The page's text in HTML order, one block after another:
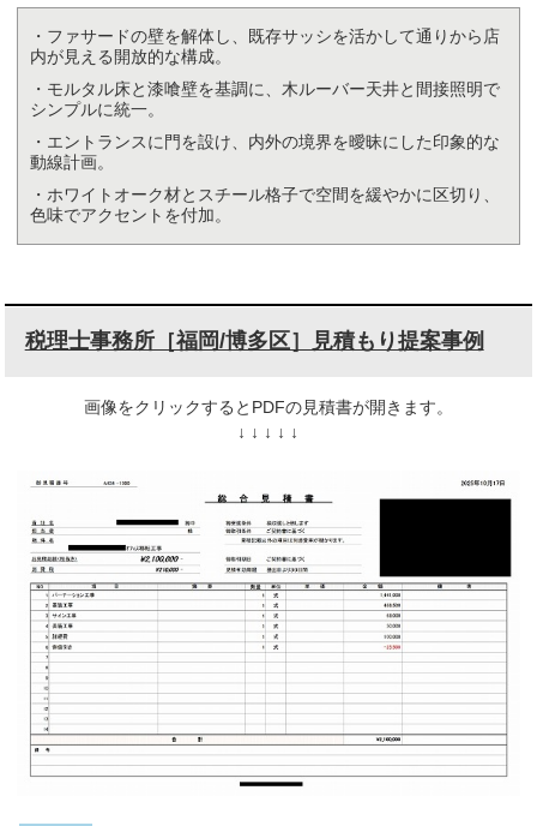
・ファサードの壁を解体し、既存サッシを活かして通りから店
内が見える開放的な構成。
・モルタル床と漆喰壁を基調に、木ルーバー天井と間接照明で
シンプルに統一。
・エントランスに門を設け、内外の境界を曖昧にした印象的な
動線計画。
・ホワイトオーク材とスチール格子で空間を緩やかに区切り、
色味でアクセントを付加。
税理士事務所［福岡/博多区］見積もり提案事例
画像をクリックするとPDFの見積書が開きます。
↓ ↓ ↓ ↓ ↓